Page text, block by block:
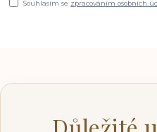
Souhlasím se zpracováním osobních